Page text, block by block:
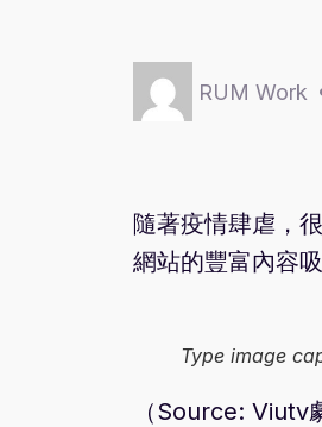
RUM Work
隨著疫情肆虐，
網站的豐富內容
Type image
（Source: Viutv